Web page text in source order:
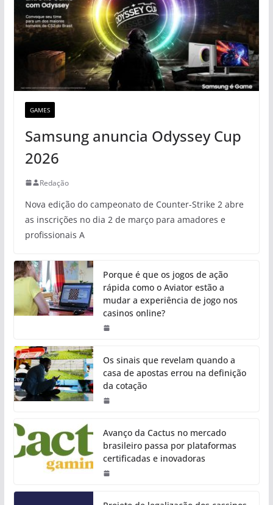
GAMES
Samsung anuncia Odyssey Cup
2026
Redação
Nova edição do campeonato de Counter-Strike 2 abre
as inscrições no dia 2 de março para amadores e
profissionais A
Porque é que os jogos de ação
rápida como o Aviator estão a
mudar a experiência de jogo nos
casinos online?
Os sinais que revelam quando a
casa de apostas errou na definição
da cotação
Avanço da Cactus no mercado
brasileiro passa por plataformas
certificadas e inovadoras